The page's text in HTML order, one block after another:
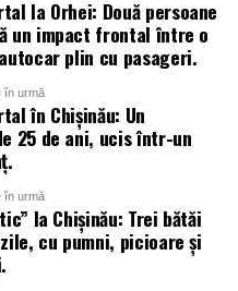
la Orhei: Două persoane
un impact frontal între o
plin cu pasageri.
în urmă
în Chișinău: Un
25 de ani, ucis într-un
în urmă
la Chișinău: Trei bătăi
cu pumni, picioare și